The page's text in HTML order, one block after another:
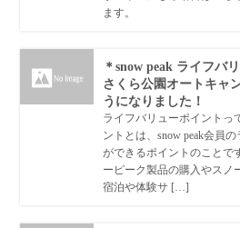
ます。
＊snow peak ライフバ
さくら公園オートキャ
うになりました！
ライフバリューポイントっ
ントとは、snow peak会員
ができるポイントのことで
ーピーク製品の購入やスノ
宿泊や体験サ […]